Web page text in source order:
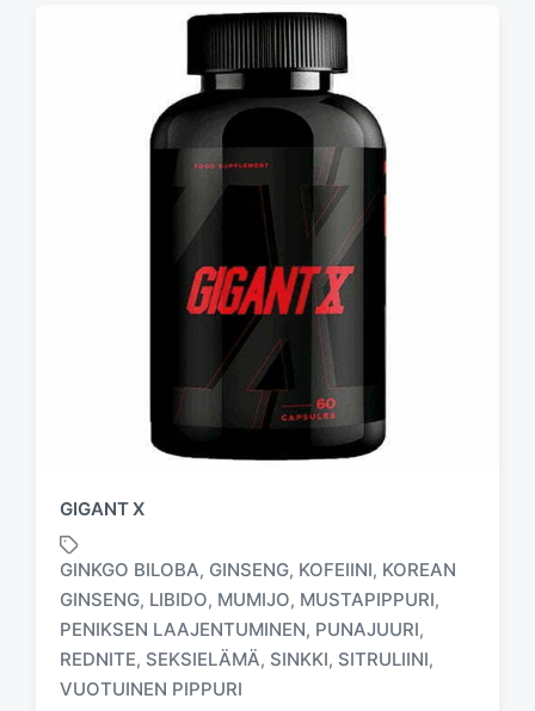
GIGANT X
T
a
g
GINKGO BILOBA, GINSENG, KOFEIINI, KOREAN
GINSENG, LIBIDO, MUMIJO, MUSTAPIPPURI,
PENIKSEN LAAJENTUMINEN, PUNAJUURI,
REDNITE, SEKSIELÄMÄ, SINKKI, SITRULIINI,
VUOTUINEN PIPPURI